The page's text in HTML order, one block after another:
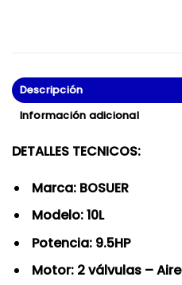
Descripción
Información adicional
DETALLES TECNICOS:
Marca: BOSUER
Modelo: 10L
Potencia: 9.5HP
Motor: 2 válvulas – Aire